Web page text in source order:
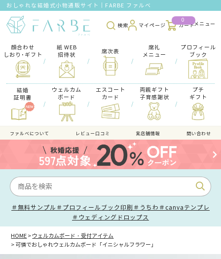
おしゃれな結婚式小物通販サイト｜FARBE ファルベ
検索 マイページ
0
カート
顔合わせ
しおり･ギフト
/
紙 WEB
招待状
/
席次表
/
席礼
メニュー
/
プロフィール
ブック
結婚
証明書
/
ウェルカム
ボード
/
エスコート
カード
/
両親ギフト
子育感謝状
/
プチ
ギフト
ファルべについて レビュー口コミ 実店舗情報 問い合わせ
＃無料サンプル ＃プロフィールブック印刷 ＃うちわ ＃canvaテンプレ
＃ウェディングドロップス
HOME
ウェルカムボード・受付アイテム
可憐でおしゃれウェルカムボード「イニシャルフラワー」